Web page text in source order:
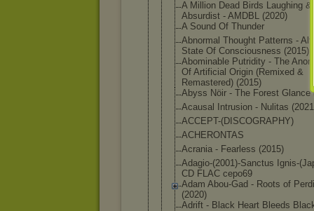
A Million Dead Birds Laughing &
Absurdist - AMDBL (2020)
A Sound Of Thunder
Abnormal Thought Patterns -
State Of Consciousness (2015)
Abominable Putridity - The
Of Artificial Origin (Remixed &
Remastered) (2015)
Abyss Nöir - The Forest Glance
Acausal Intrusion - Nulitas
ACCEPT-(DISCOGRAPHY)
ACHERONTAS
Acrania - Fearless (2015)
Adagio-(2001)-Sanctus Ignis-
CD FLAC cepo69
Adam Abou-Gad - Roots of
(2020)
Adrift - Black Heart Bleeds